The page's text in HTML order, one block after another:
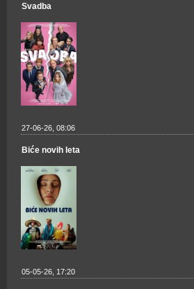
Svadba
27-06-26, 08:06
Biće novih leta
05-05-26, 17:20